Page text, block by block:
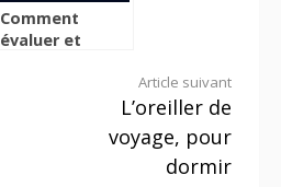
Comment
évaluer et
Article suivant
L’oreiller de
voyage, pour
dormir